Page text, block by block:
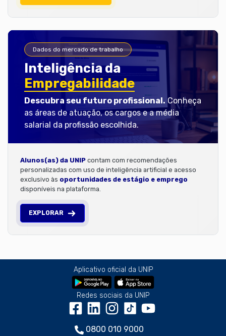
Dados do mercado de trabalho
Inteligência da
Empregabilidade
Descubra seu futuro profissional. Conheça
as áreas de atuação, os cargos e a média
salarial da profissão escolhida.
Alunos(as) da UNIP contam com recomendações
personalizadas com uso de inteligência artificial e acesso
exclusivo às oportunidades de estágio e emprego
disponíveis na plataforma.
EXPLORAR
Aplicativo oficial da UNIP
Redes sociais da UNIP
0800 010 9000